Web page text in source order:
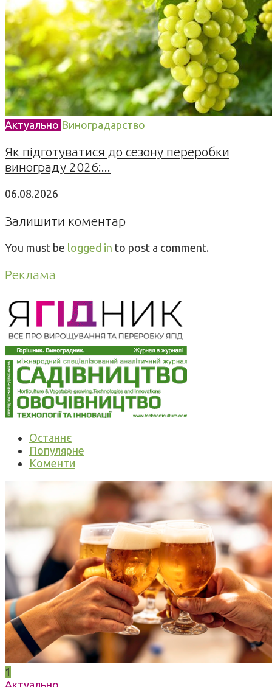
Актуально Виноградарство
Як підготуватися до сезону переробки
винограду 2026:...
06.08.2026
Залишити коментар
You must be logged in to post a comment.
Реклама
Останнє
Популярне
Коменти
1